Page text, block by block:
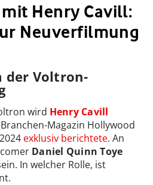
Henry Cavill:
Neuverfilmung
der Voltron-
wird Henry Cavill
Magazin Hollywood
exklusiv berichtete. An
Daniel Quinn Toye
In welcher Rolle, ist